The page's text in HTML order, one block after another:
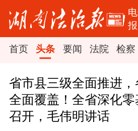
报
首页 头条 要闻 法院 检察
省市县三级全面推进
全面覆盖！全省深化
召开，毛伟明讲话